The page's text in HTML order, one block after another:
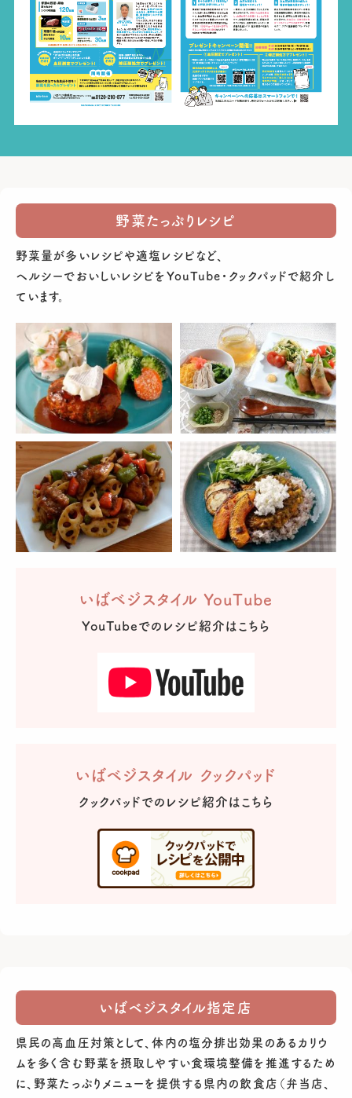
野菜たっぷりレシピ
野菜量が多いレシピや適塩レシピなど、
ヘルシーでおいしいレシピをYouTube・クックパッドで紹介し
ています。
いばベジスタイル YouTube
YouTubeでのレシピ紹介はこちら
いばベジスタイル クックパッド
クックパッドでのレシピ紹介はこちら
いばベジスタイル指定店
県民の高血圧対策として、体内の塩分排出効果のあるカリウ
ムを多く含む野菜を摂取しやすい食環境整備を推進するため
に、野菜たっぷりメニューを提供する県内の飲食店（弁当店、